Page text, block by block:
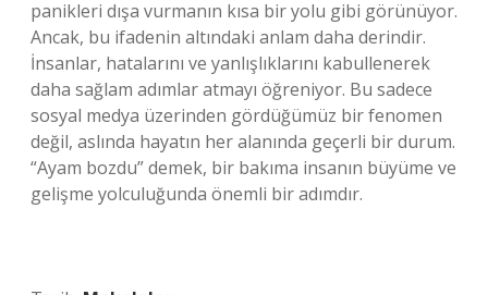
panikleri dışa vurmanın kısa bir yolu gibi görünüyor.
Ancak, bu ifadenin altındaki anlam daha derindir.
İnsanlar, hatalarını ve yanlışlıklarını kabullenerek
daha sağlam adımlar atmayı öğreniyor. Bu sadece
sosyal medya üzerinden gördüğümüz bir fenomen
değil, aslında hayatın her alanında geçerli bir durum.
“Ayam bozdu” demek, bir bakıma insanın büyüme ve
gelişme yolculuğunda önemli bir adımdır.